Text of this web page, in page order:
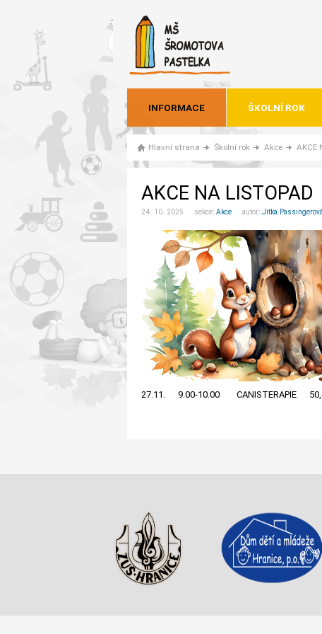
INFORMACE ŠKOLNÍ ROK
Hlavní strana Školní rok Akce AKCE
AKCE NA LISTOPAD
24. 10. 2025 sekce: Akce autor: Jitka Passingerová
27.11. 9.00-10.00 CANISTERAPIE